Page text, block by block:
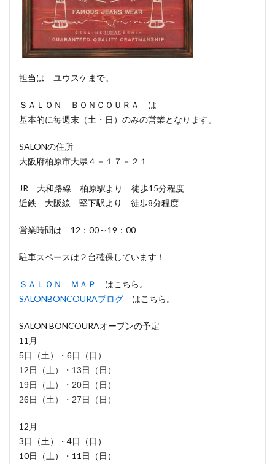
担当は ユウスケまで。
ＳＡＬＯＮ ＢＯＮＣＯＵＲＡ は
基本的に毎週末（土・日）のみの営業となります。
SALONの住所
大阪府柏原市大県４－１７－２１
JR 大和路線 柏原駅より 徒歩15分程度
近鉄 大阪線 堅下駅より 徒歩8分程度
営業時間は 12：00～19：00
駐車スペースは２台確保しています！
ＳＡＬＯＮ ＭＡＰ
はこちら。
SALONBONCOURAブログ はこちら。
SALON BONCOURAオープンの予定
11月
5日（土）・6日（日）
12日（土）・13日（日）
19日（土）・20日（日）
26日（土）・27日（日）
12月
3日（土）・4日（日）
10日（土）・11日（日）